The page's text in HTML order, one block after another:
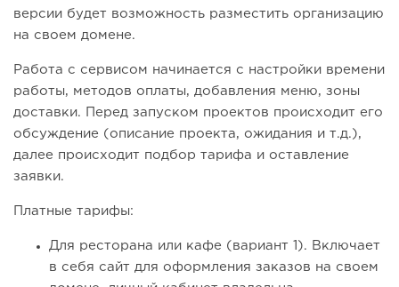
версии будет возможность разместить организацию
на своем домене.
Работа с сервисом начинается с настройки времени
работы, методов оплаты, добавления меню, зоны
доставки. Перед запуском проектов происходит его
обсуждение (описание проекта, ожидания и т.д.),
далее происходит подбор тарифа и оставление
заявки.
Платные тарифы:
Для ресторана или кафе (вариант 1). Включает
в себя сайт для оформления заказов на своем